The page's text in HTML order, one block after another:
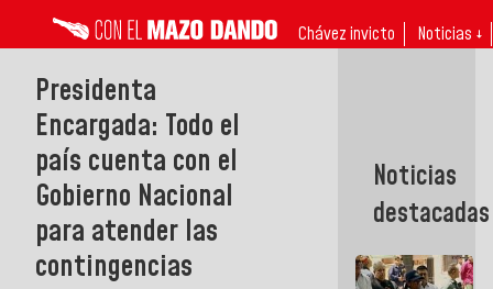
Chávez invicto Noticias ↓
Presidenta
Encargada: Todo el
país cuenta con el
Gobierno Nacional
para atender las
contingencias
Noticias
destacadas